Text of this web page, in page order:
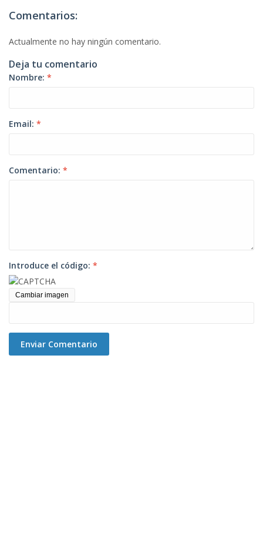
Comentarios:
Actualmente no hay ningún comentario.
Deja tu comentario
Nombre: *
Email: *
Comentario: *
Introduce el código: *
Cambiar imagen
Enviar Comentario